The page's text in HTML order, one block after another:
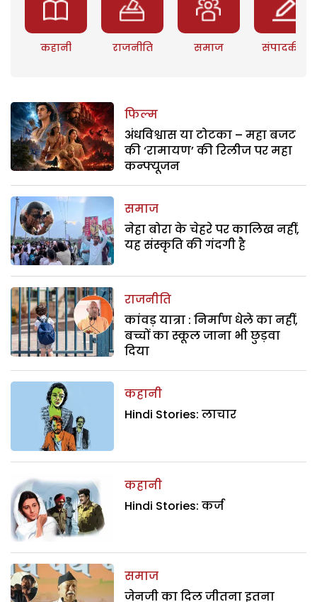
कहानी राजनीति समाज संपादकीय
फिल्म
अंधविश्वास या टोटका – महा बजट
की ‘रामायण’ की रिलीज पर महा
कन्फ्यूजन
समाज
नेहा बोरा के चेहरे पर कालिख नहीं,
यह संस्कृति की गंदगी है
राजनीति
कांवड़ यात्रा : निर्माण धेले का नहीं,
बच्चों का स्कूल जाना भी छुड़वा
दिया
कहानी
Hindi Stories: लाचार
कहानी
Hindi Stories: कर्ज
समाज
जेनजी का दिल जीतना इतना